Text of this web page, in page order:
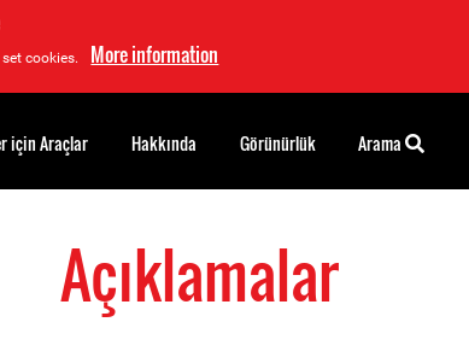
cookies. More information
Açıklamalar
için Araçlar Hakkında Görünürlük Arama